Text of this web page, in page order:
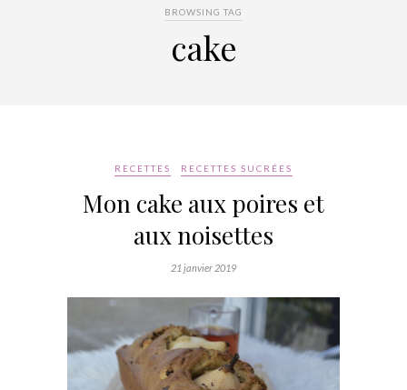
BROWSING TAG
cake
RECETTES RECETTES SUCRÉES
Mon cake aux poires et
aux noisettes
21 janvier 2019